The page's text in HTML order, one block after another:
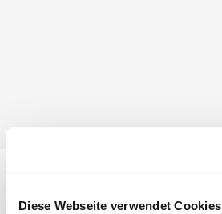
Diese Webseite verwendet Cookies